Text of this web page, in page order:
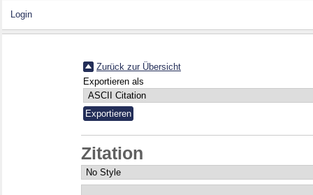
Login
Zurück zur Übersicht
Exportieren als
Zitation